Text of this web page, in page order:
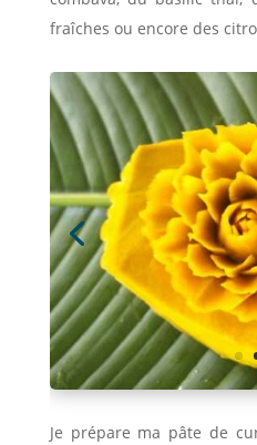
fraîches ou encore des
Je prépare ma pâte de